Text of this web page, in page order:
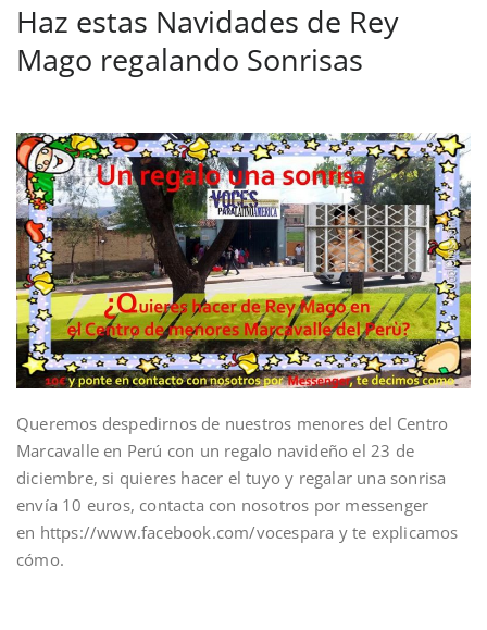
Haz estas Navidades de Rey
Mago regalando Sonrisas
Queremos despedirnos de nuestros menores del Centro
Marcavalle en Perú con un regalo navideño el 23 de
diciembre, si quieres hacer el tuyo y regalar una sonrisa
envía 10 euros, contacta con nosotros por messenger
en https://www.facebook.com/vocespara y te explicamos
cómo.